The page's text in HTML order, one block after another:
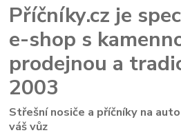
Příčníky.cz je
e-shop s
prodejnou a
2003
Střešní nosiče a příčníky na
váš vůz